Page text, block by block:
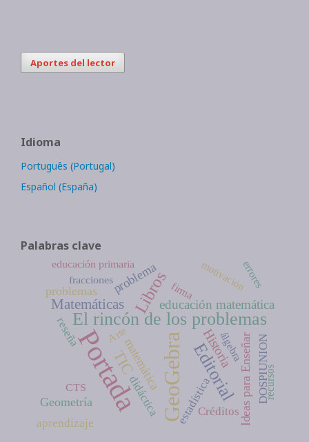
Aportes del lector
Idioma
Português (Portugal)
Español (España)
Palabras clave
Portada GeoGebra Editorial
El rincón de los problemas
Libros
TIC
Matemáticas educación matemática
Historia
matemática
problema
Geometría Ideas para Enseñar
problemas
estadística
reseña
Créditos
aprendizaje
DOSPIUNION
didáctica
educación primaria motivación
álgebra
errores
firma
Arte
fracciones
recursos
CTS